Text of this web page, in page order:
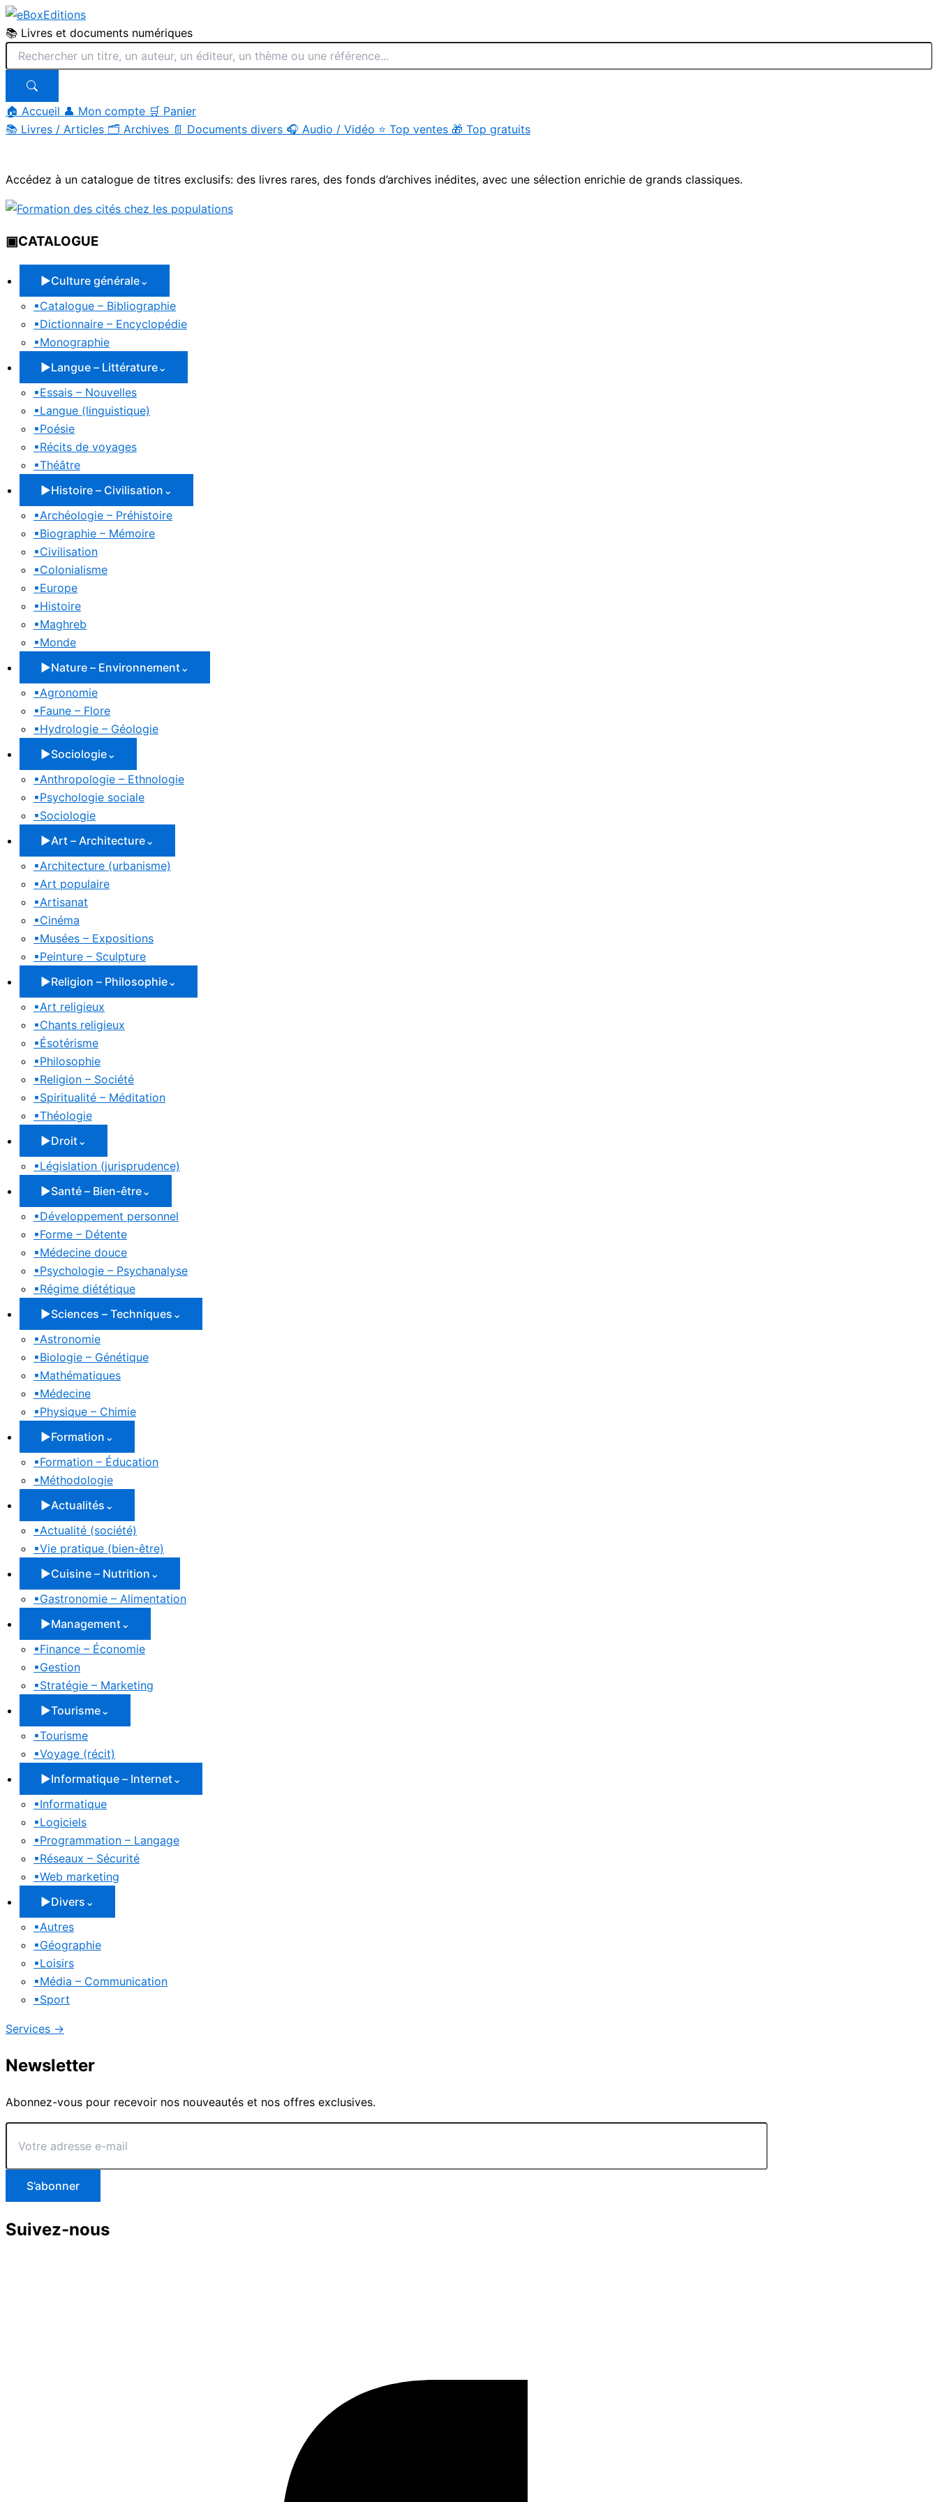
📚 Livres et documents numériques
🏠 Accueil 👤 Mon compte 🛒 Panier
📚 Livres / Articles 🗂 Archives 📄 Documents divers 🎧 Audio / Vidéo ⭐ Top ventes 🎁 Top gratuits
contenu
Accédez à un catalogue de titres exclusifs: des livres rares, des fonds d’archives inédites, avec une sélection enrichie de grands classiques.
▣CATALOGUE
▶Culture générale⌄
▪Catalogue – Bibliographie
▪Dictionnaire – Encyclopédie
▪Monographie
▶Langue – Littérature⌄
▪Essais – Nouvelles
▪Langue (linguistique)
▪Poésie
▪Récits de voyages
▪Théâtre
▶Histoire – Civilisation ⌄
▪Archéologie – Préhistoire
▪Biographie – Mémoire
▪Civilisation
▪Colonialisme
▪Europe
▪Histoire
▪Maghreb
▪Monde
▶Nature – Environnement⌄
▪Agronomie
▪Faune – Flore
▪Hydrologie – Géologie
▶Sociologie⌄
▪Anthropologie – Ethnologie
▪Psychologie sociale
▪Sociologie
▶Art – Architecture⌄
▪Architecture (urbanisme)
▪Art populaire
▪Artisanat
▪Cinéma
▪Musées – Expositions
▪Peinture – Sculpture
▶Religion – Philosophie⌄
▪Art religieux
▪Chants religieux
▪Ésotérisme
▪Philosophie
▪Religion – Société
▪Spiritualité – Méditation
▪Théologie
▶Droit⌄
▪Législation (jurisprudence)
▶Santé – Bien-être⌄
▪Développement personnel
▪Forme – Détente
▪Médecine douce
▪Psychologie – Psychanalyse
▪Régime diététique
▶Sciences – Techniques ⌄
▪Astronomie
▪Biologie – Génétique
▪Mathématiques
▪Médecine
▪Physique – Chimie
▶Formation ⌄
▪Formation – Éducation
▪Méthodologie
▶Actualités ⌄
▪Actualité (société)
▪Vie pratique (bien-être)
▶Cuisine – Nutrition ⌄
▪Gastronomie – Alimentation
▶Management⌄
▪Finance – Économie
▪Gestion
▪Stratégie – Marketing
▶Tourisme⌄
▪Tourisme
▪Voyage (récit)
▶Informatique – Internet⌄
▪Informatique
▪Logiciels
▪Programmation – Langage
▪Réseaux – Sécurité
▪Web marketing
▶Divers ⌄
▪Autres
▪Géographie
▪Loisirs
▪Média – Communication
▪Sport
Services →
Newsletter
Abonnez-vous pour recevoir nos nouveautés et nos offres exclusives.
Votre
adresse
mail
S’abonner
Suivez-nous